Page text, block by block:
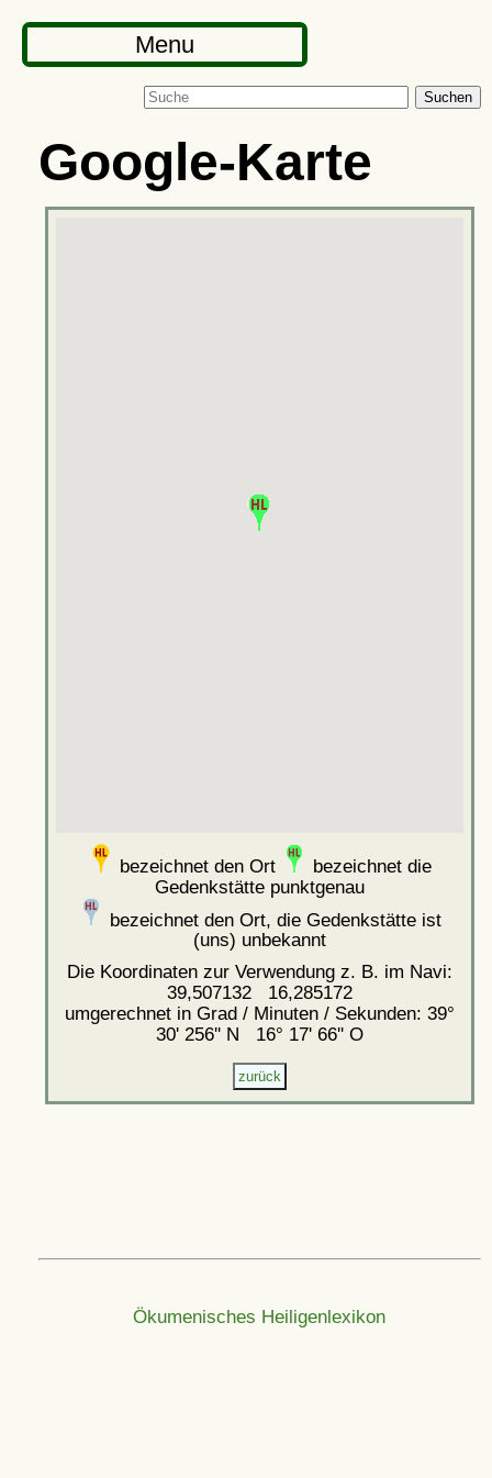
Menu
Suchen
Google-Karte
bezeichnet den Ort
bezeichnet die
Gedenkstätte punktgenau
bezeichnet den Ort, die Gedenkstätte ist
(uns) unbekannt
Die Koordinaten zur Verwendung z. B. im Navi:
39,507132 16,285172
umgerechnet in Grad / Minuten / Sekunden: 39°
30' 256'' N 16° 17' 66'' O
Ökumenisches Heiligenlexikon